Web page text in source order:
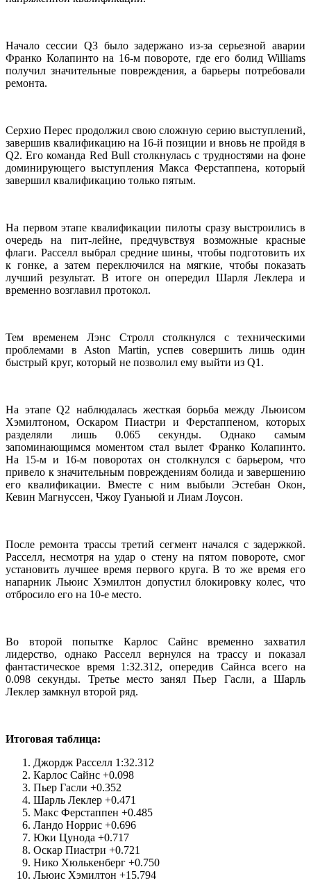
Начало сессии Q3 было задержано из-за серьезной аварии
Франко Колапинто на 16-м повороте, где его болид Williams
получил значительные повреждения, а барьеры потребовали
ремонта.
Серхио Перес продолжил свою сложную серию выступлений,
завершив квалификацию на 16-й позиции и вновь не пройдя в
Q2. Его команда Red Bull столкнулась с трудностями на фоне
доминирующего выступления Макса Ферстаппена, который
завершил квалификацию только пятым.
На первом этапе квалификации пилоты сразу выстроились в
очередь на пит-лейне, предчувствуя возможные красные
флаги. Расселл выбрал средние шины, чтобы подготовить их
к гонке, а затем переключился на мягкие, чтобы показать
лучший результат. В итоге он опередил Шарля Леклера и
временно возглавил протокол.
Тем временем Лэнс Стролл столкнулся с техническими
проблемами в Aston Martin, успев совершить лишь один
быстрый круг, который не позволил ему выйти из Q1.
На этапе Q2 наблюдалась жесткая борьба между Льюисом
Хэмилтоном, Оскаром Пиастри и Ферстаппеном, которых
разделяли лишь 0.065 секунды. Однако самым
запоминающимся моментом стал вылет Франко Колапинто.
На 15-м и 16-м поворотах он столкнулся с барьером, что
привело к значительным повреждениям болида и завершению
его квалификации. Вместе с ним выбыли Эстебан Окон,
Кевин Магнуссен, Чжоу Гуаньюй и Лиам Лоусон.
После ремонта трассы третий сегмент начался с задержкой.
Расселл, несмотря на удар о стену на пятом повороте, смог
установить лучшее время первого круга. В то же время его
напарник Льюис Хэмилтон допустил блокировку колес, что
отбросило его на 10-е место.
Во второй попытке Карлос Сайнс временно захватил
лидерство, однако Расселл вернулся на трассу и показал
фантастическое время 1:32.312, опередив Сайнса всего на
0.098 секунды. Третье место занял Пьер Гасли, а Шарль
Леклер замкнул второй ряд.
Итоговая таблица:
Джордж Расселл 1:32.312
Карлос Сайнс +0.098
Пьер Гасли +0.352
Шарль Леклер +0.471
Макс Ферстаппен +0.485
Ландо Норрис +0.696
Юки Цунода +0.717
Оскар Пиастри +0.721
Нико Хюлькенберг +0.750
Льюис Хэмилтон +15.794